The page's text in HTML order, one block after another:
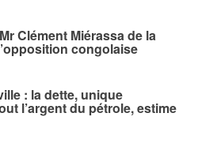
Clément Miérassa de la
congolaise
: la dette, unique
l’argent du pétrole, estime